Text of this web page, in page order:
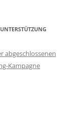
abgeschlossenen
Kampagne